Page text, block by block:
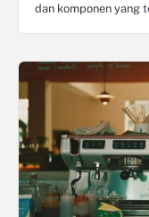
dan komponen yang